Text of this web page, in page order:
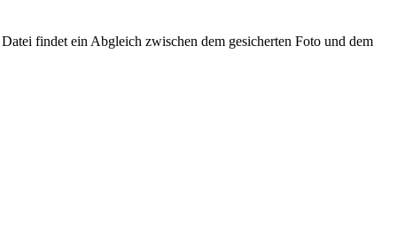
findet ein Abgleich zwischen dem gesicherten Foto und dem